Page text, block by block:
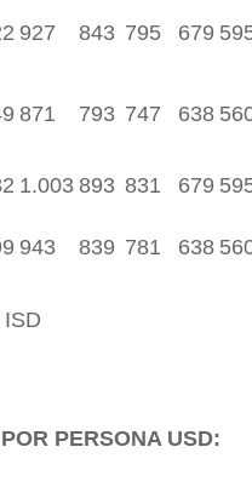
927 843 795 679
871 793 747 638
1.003 893 831 679
943 839 781 638
PERSONA USD: